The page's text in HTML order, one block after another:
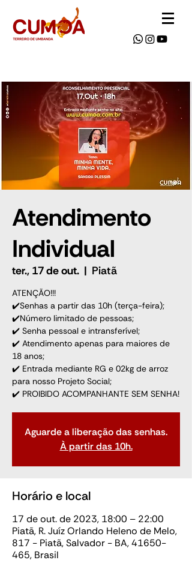
Atendimento
Individual
ter., 17 de out.
  |
Piatã
ATENÇÃO!!!
✔️Senhas a partir das 10h (terça-feira);
✔️Número limitado de pessoas;
✔️ Senha pessoal e intransferível;
✔️ Atendimento apenas para maiores de
18 anos;
✔️ Entrada mediante RG e 02kg de arroz
para nosso Projeto Social;
✔️ PROIBIDO ACOMPANHANTE SEM SENHA!
Aguarde a liberação das senhas.
À partir das 10h.
Horário e local
17 de out. de 2023, 18:00 – 22:00
Piatã, R. Juíz Orlando Heleno de Melo,
817 - Piatã, Salvador - BA, 41650-
465, Brasil